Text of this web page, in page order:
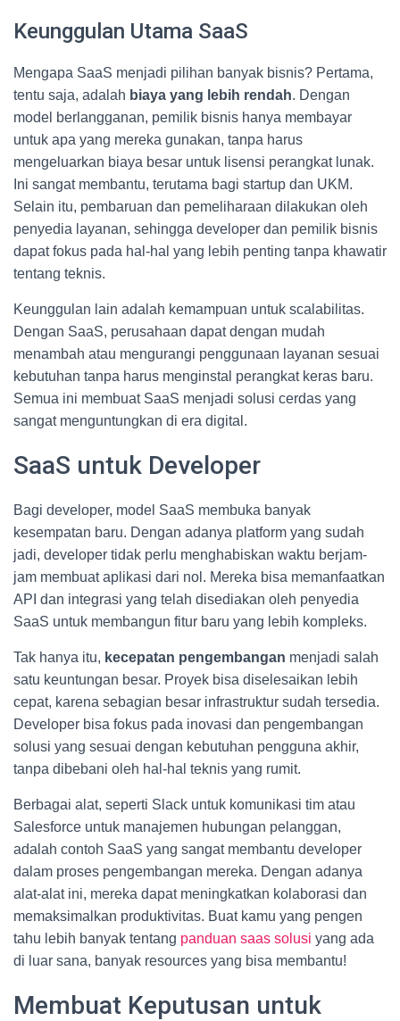
Keunggulan Utama SaaS
Mengapa SaaS menjadi pilihan banyak bisnis? Pertama,
tentu saja, adalah biaya yang lebih rendah. Dengan
model berlangganan, pemilik bisnis hanya membayar
untuk apa yang mereka gunakan, tanpa harus
mengeluarkan biaya besar untuk lisensi perangkat lunak.
Ini sangat membantu, terutama bagi startup dan UKM.
Selain itu, pembaruan dan pemeliharaan dilakukan oleh
penyedia layanan, sehingga developer dan pemilik bisnis
dapat fokus pada hal-hal yang lebih penting tanpa khawatir
tentang teknis.
Keunggulan lain adalah kemampuan untuk scalabilitas.
Dengan SaaS, perusahaan dapat dengan mudah
menambah atau mengurangi penggunaan layanan sesuai
kebutuhan tanpa harus menginstal perangkat keras baru.
Semua ini membuat SaaS menjadi solusi cerdas yang
sangat menguntungkan di era digital.
SaaS untuk Developer
Bagi developer, model SaaS membuka banyak
kesempatan baru. Dengan adanya platform yang sudah
jadi, developer tidak perlu menghabiskan waktu berjam-
jam membuat aplikasi dari nol. Mereka bisa memanfaatkan
API dan integrasi yang telah disediakan oleh penyedia
SaaS untuk membangun fitur baru yang lebih kompleks.
Tak hanya itu, kecepatan pengembangan menjadi salah
satu keuntungan besar. Proyek bisa diselesaikan lebih
cepat, karena sebagian besar infrastruktur sudah tersedia.
Developer bisa fokus pada inovasi dan pengembangan
solusi yang sesuai dengan kebutuhan pengguna akhir,
tanpa dibebani oleh hal-hal teknis yang rumit.
Berbagai alat, seperti Slack untuk komunikasi tim atau
Salesforce untuk manajemen hubungan pelanggan,
adalah contoh SaaS yang sangat membantu developer
dalam proses pengembangan mereka. Dengan adanya
alat-alat ini, mereka dapat meningkatkan kolaborasi dan
memaksimalkan produktivitas. Buat kamu yang pengen
tahu lebih banyak tentang panduan saas solusi yang ada
di luar sana, banyak resources yang bisa membantu!
Membuat Keputusan untuk